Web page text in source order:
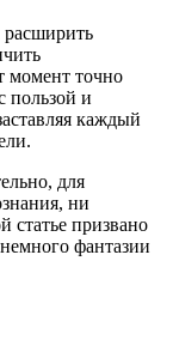
расширить
момент точно
пользой и
каждый
для
ни
статье призвано
фантазии